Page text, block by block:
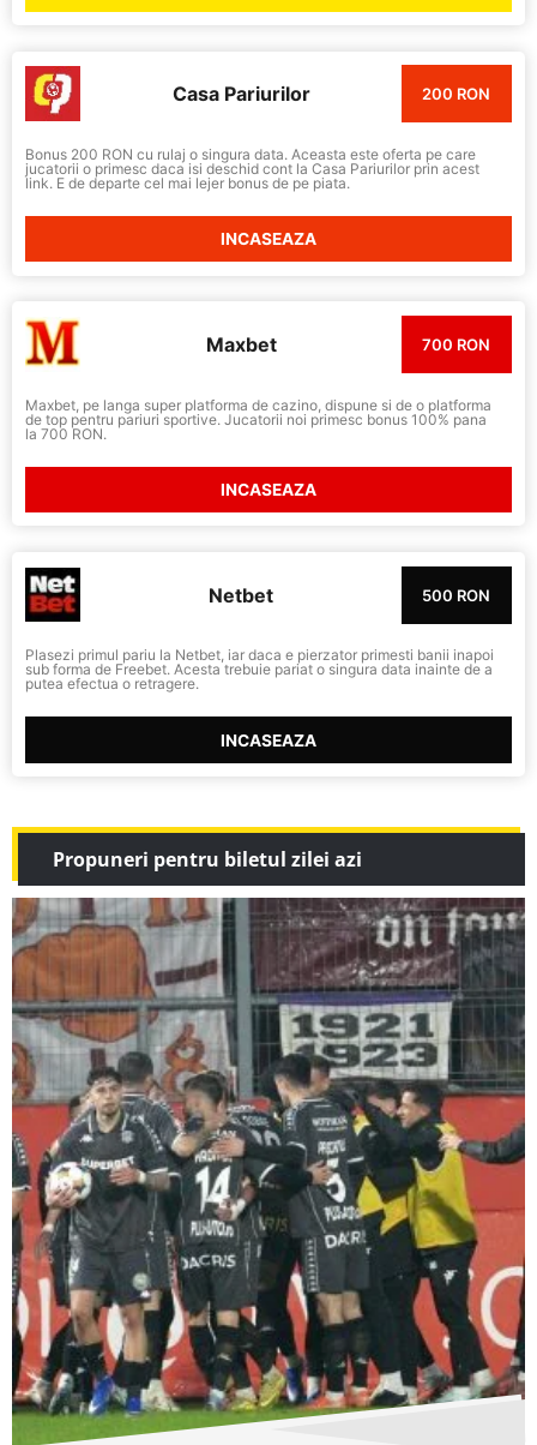
Casa Pariurilor 200 RON
Bonus 200 RON cu rulaj o singura data. Aceasta este oferta pe care
jucatorii o primesc daca isi deschid cont la Casa Pariurilor prin acest
link. E de departe cel mai lejer bonus de pe piata.
INCASEAZA
Maxbet 700 RON
Maxbet, pe langa super platforma de cazino, dispune si de o platforma
de top pentru pariuri sportive. Jucatorii noi primesc bonus 100% pana
la 700 RON.
INCASEAZA
Netbet 500 RON
Plasezi primul pariu la Netbet, iar daca e pierzator primesti banii inapoi
sub forma de Freebet. Acesta trebuie pariat o singura data inainte de a
putea efectua o retragere.
INCASEAZA
Propuneri pentru biletul zilei azi